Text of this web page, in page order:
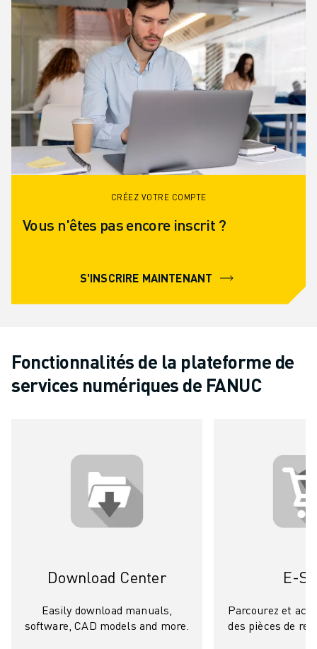
CRÉEZ VOTRE COMPTE
Vous n'êtes pas encore inscrit ?
S'INSCRIRE MAINTENANT
Fonctionnalités de la plateforme de
services numériques de FANUC
Download Center
Easily download manuals,
software, CAD models and more.
E-
Parcourez et
des pièces de